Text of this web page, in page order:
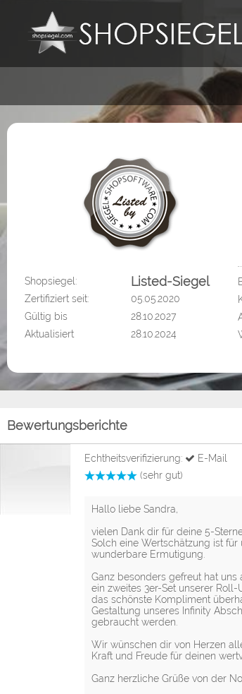
Shopsiegel: Listed-Siegel
Zertifiziert seit:
05.05.2020
Gültig bis
28.10.2027
Aktualisiert
28.10.2024
Bewertungsberichte
(sehr gut)
Echtheitsverifizierung: E-Mail
Hallo liebe Sandra,
vielen Dank dir für deine 5-
Solch eine Wertschätzung ist
wunderbare Ermutigung.
Ganz besonders gefreut hat
ein zweites 3er-Set unserer
das schönste Kompliment
Gestaltung unseres Infinity
gebraucht werden.
Wir wünschen dir von Herzen
Kraft und Freude für deinen
Ganz herzliche Grüße von der